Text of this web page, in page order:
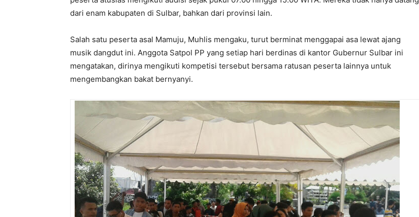
dari enam kabupaten di Sulbar, bahkan dari provinsi lain.
Salah satu peserta asal Mamuju, Muhlis mengaku, turut berminat menggapai asa lewat ajang
musik dangdut ini. Anggota Satpol PP yang setiap hari berdinas di kantor Gubernur Sulbar ini
mengatakan, dirinya mengikuti kompetisi tersebut bersama ratusan peserta lainnya untuk
mengembangkan bakat bernyanyi.